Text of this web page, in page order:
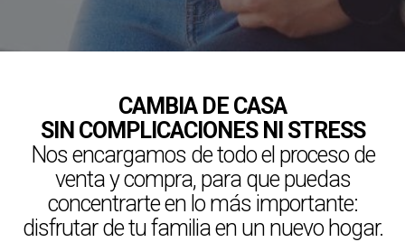
CAMBIA DE CASA
SIN COMPLICACIONES NI STRESS
Nos encargamos de todo el proceso de
venta y compra, para que puedas
concentrarte en lo más importante:
disfrutar de tu familia en un nuevo hogar.